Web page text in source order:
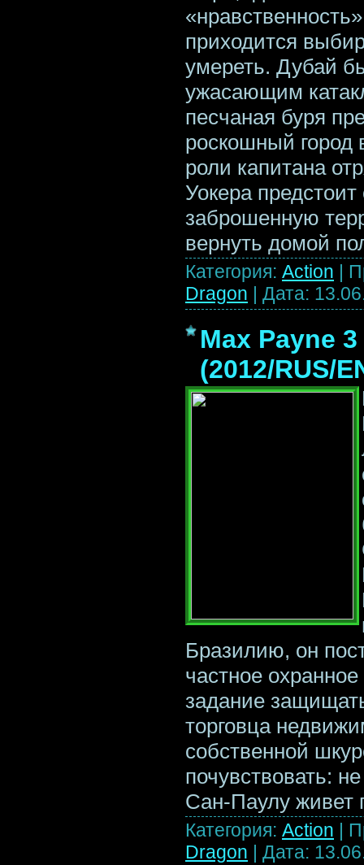
приходится
умереть. Дубай
ужасающим
песчаная буря
роскошный
роли капитана
Уокера
заброшенную
вернуть домой
Категория: Action |
Dragon | Дата:
Max Payne 3
(2012/RUS/
Бразилию, он
частное охранное
задание
торговца
собственной
почувствовать:
Сан-Паулу живет
Категория: Action |
Dragon | Дата: